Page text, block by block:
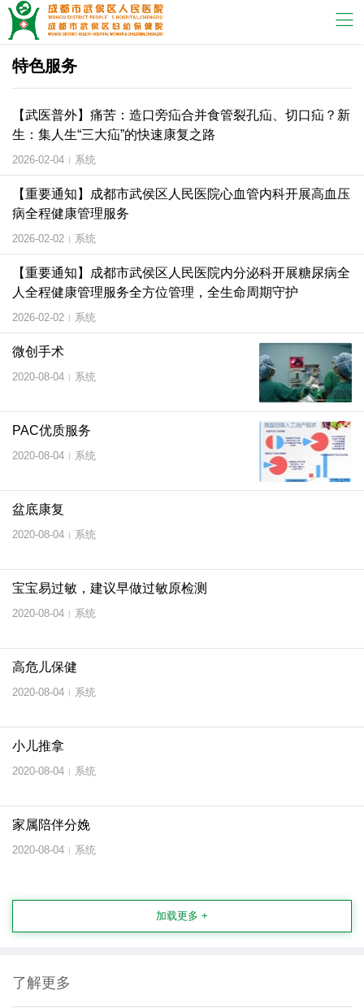
特色服务
【武医普外】痛苦：造口旁疝合并食管裂孔疝、切口疝？新
生：集人生“三大疝”的快速康复之路
2026-02-04 | 系统
【重要通知】成都市武侯区人民医院心血管内科开展高血压
病全程健康管理服务
2026-02-02 | 系统
【重要通知】成都市武侯区人民医院内分泌科开展糖尿病全
人全程健康管理服务全方位管理，全生命周期守护
2026-02-02 | 系统
微创手术
2020-08-04 | 系统
PAC优质服务
2020-08-04 | 系统
盆底康复
2020-08-04 | 系统
宝宝易过敏，建议早做过敏原检测
2020-08-04 | 系统
高危儿保健
2020-08-04 | 系统
小儿推拿
2020-08-04 | 系统
家属陪伴分娩
2020-08-04 | 系统
加载更多 +
了解更多